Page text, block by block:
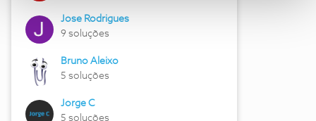
Jose Rodrigues
9 soluções
Bruno Aleixo
5 soluções
Jorge C
5 soluções